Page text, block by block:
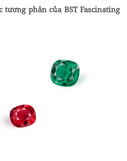
tương phản của BST Fascinating